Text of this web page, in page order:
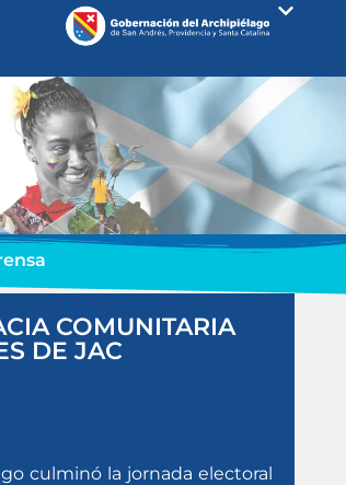
COMUNITARIA
DE JAC
culminó la jornada electoral